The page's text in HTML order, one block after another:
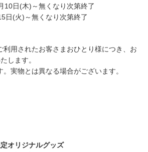
10日(木)～無くなり次第終了
日(火)～無くなり次第終了
用されたお客さまおひとり様につき、お
します。
実物とは異なる場合がございます。
オリジナルグッズ